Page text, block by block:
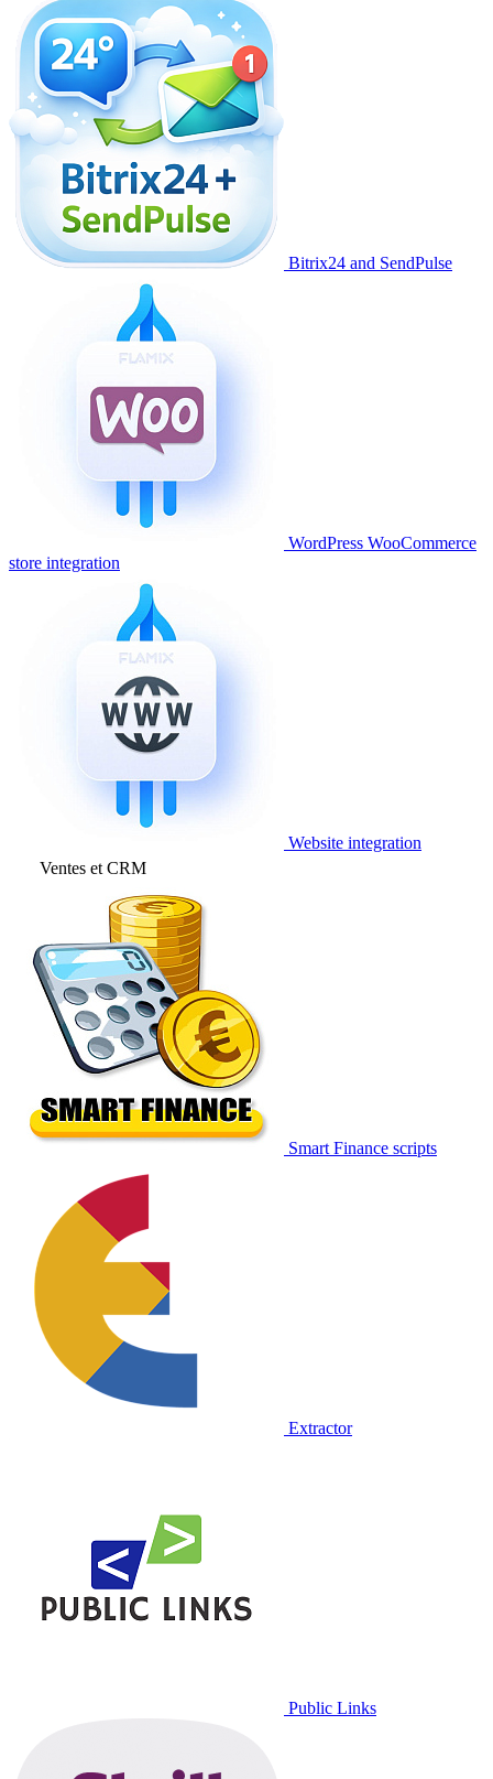
Bitrix24 and SendPulse
WordPress WooCommerce
store integration
Website integration
Ventes et CRM
Smart Finance scripts
Extractor
Public Links